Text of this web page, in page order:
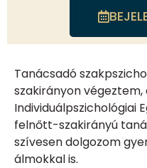
Tanácsadó
szakirányon
Individuálpszichológiai
felnőtt-szakirányú
szívesen dolgozom
álmokkal is.